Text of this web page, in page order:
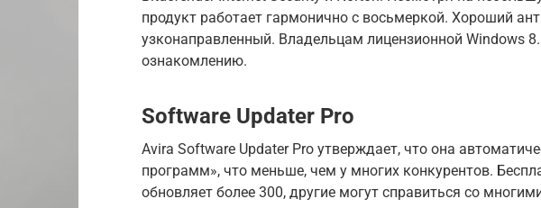
продукт работает гармонично с восьмеркой. Хороший
узконаправленный. Владельцам лицензионной Windows
ознакомлению.
Software Updater Pro
Avira Software Updater Pro утверждает, что она
программ», что меньше, чем у многих конкурентов.
обновляет более 300, другие могут справиться со